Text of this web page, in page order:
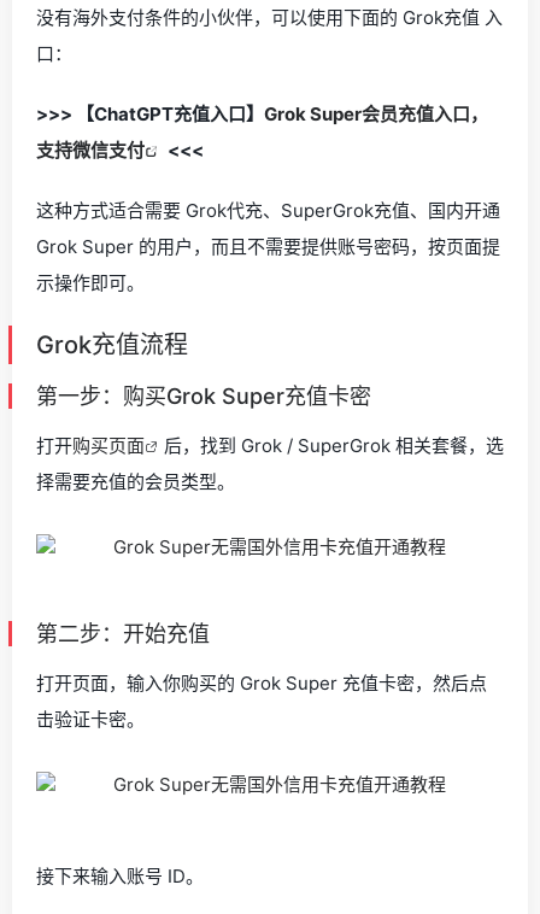
没有海外支付条件的小伙伴，可以使用下面的 Grok充值 入
口：
>>> 【ChatGPT充值入口】 Grok Super会员充值入口，
支持微信支付
<<<
这种方式适合需要 Grok代充、SuperGrok充值、国内开通
Grok Super 的用户，而且不需要提供账号密码，按页面提
示操作即可。
Grok充值流程
第一步：购买Grok Super充值卡密
打开购买页面
后，找到 Grok / SuperGrok 相关套餐，选
择需要充值的会员类型。
第二步：开始充值
打开页面，输入你购买的 Grok Super 充值卡密，然后点
击验证卡密。
接下来输入账号 ID。